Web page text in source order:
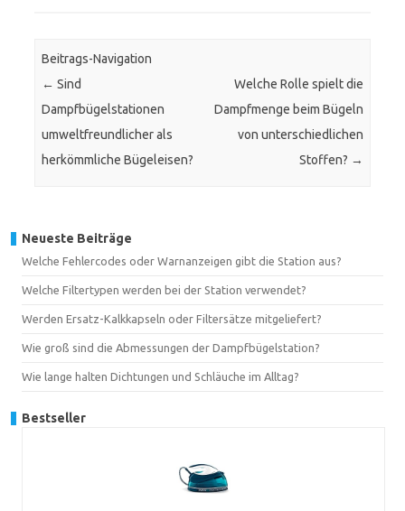
Beitrags-Navigation
← Sind
Dampfbügelstationen
umweltfreundlicher als
herkömmliche Bügeleisen?
Welche Rolle spielt die
Dampfmenge beim Bügeln
von unterschiedlichen
Stoffen? →
Neueste Beiträge
Welche Fehlercodes oder Warnanzeigen gibt die Station aus?
Welche Filtertypen werden bei der Station verwendet?
Werden Ersatz-Kalkkapseln oder Filtersätze mitgeliefert?
Wie groß sind die Abmessungen der Dampfbügelstation?
Wie lange halten Dichtungen und Schläuche im Alltag?
Bestseller